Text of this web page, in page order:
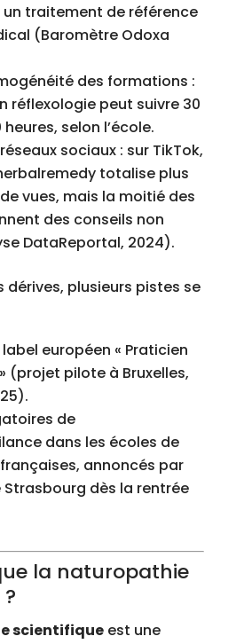
traitement de référence
(Baromètre Odoxa
des formations :
réflexologie peut suivre 30
selon l’école.
sociaux : sur TikTok,
totalise plus
vues, mais la moitié des
des conseils non
DataReportal, 2024).
dérives, plusieurs pistes se
européen « Praticien
(projet pilote à Bruxelles,
de
dans les écoles de
annoncés par
Strasbourg dès la rentrée
la naturopathie
scientifiqueest une